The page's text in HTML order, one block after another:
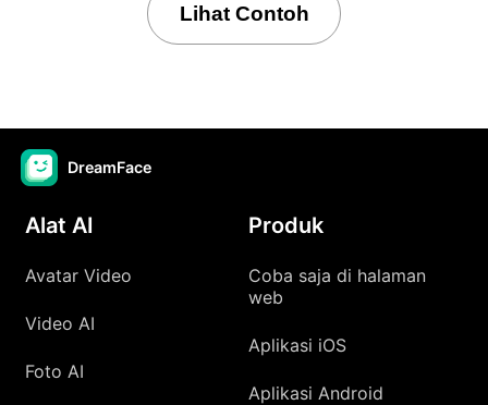
Lihat Contoh
DreamFace
Alat AI
Avatar Video
Video AI
Foto AI
Produk
Coba saja di halaman
web
Aplikasi iOS
Aplikasi Android